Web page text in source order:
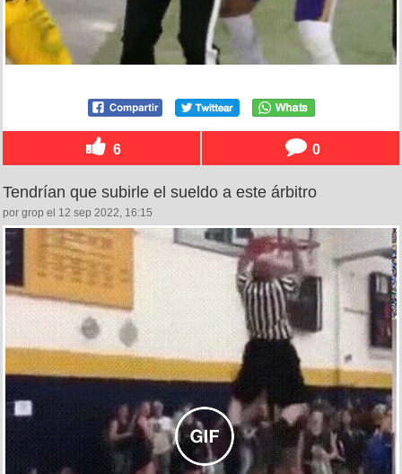
6 0
Tendrían que subirle el sueldo a este árbitro
por grop el 12 sep 2022, 16:15